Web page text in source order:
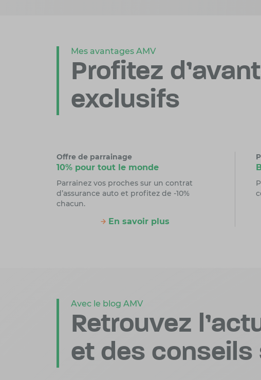
Mes avantages AMV
Profitez
exclusifs
Offre de parrainage
10% pour tout le monde
Parrainez vos proches sur un contrat
d’assurance auto et profitez de -10%
chacun.
En savoir plus
Avec le blog AMV
Retrouvez
et des conseils